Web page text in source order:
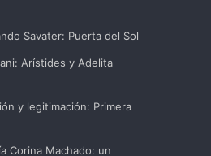
Savater: Puerta del Sol
Arístides y Adelita
y legitimación: Primera
Corina Machado: un